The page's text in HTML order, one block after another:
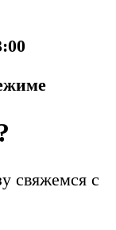
свяжемся с